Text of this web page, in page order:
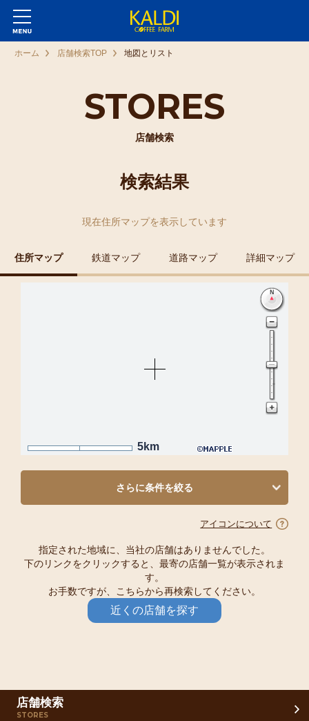
STORES
店舗検索
ホーム 店舗検索TOP 地図とリスト
検索結果
現在住所マップを表示しています
住所マップ 鉄道マップ 道路マップ 詳細マップ
5km
さらに条件を絞る
アイコンについて
指定された地域に、当社の店舗はありませんでした。
下のリンクをクリックすると、最寄の店舗一覧が表示されま
す。
お手数ですが、こちらから再検索してください。
近くの店舗を探す
店舗検索
STORES